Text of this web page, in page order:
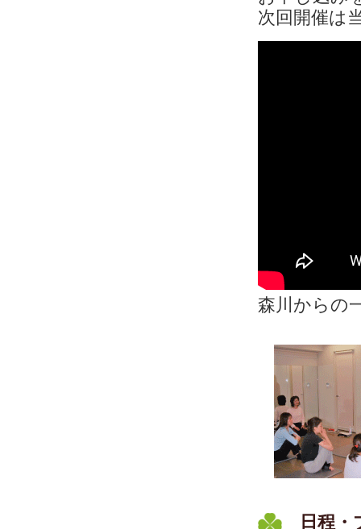
次回開催は
森川からの
日程・